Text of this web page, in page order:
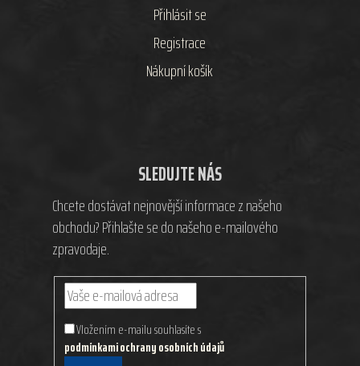
Přihlásit se
Registrace
Nákupní košík
SLEDUJTE NÁS
Chcete dostávat nejnovější informace z našeho
obchodu? Přihlašte se do našeho e-mailového
zpravodaje.
Vložením e-mailu souhlasíte s
podmínkami ochrany osobních údajů